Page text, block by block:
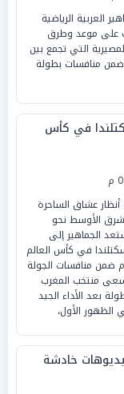
العربية الرياضية
على موعد وطرق
التي تجمع بين
ضمن منافسات بطولة
في كأس
أنظار عشاق الساحرة
الأوسط نحو
الجماهير إلى
في كأس العالم
ضمن منافسات الجولة
منتخب المغرب
بعد الأداء الجيد
الظهور الأول،
خادشة